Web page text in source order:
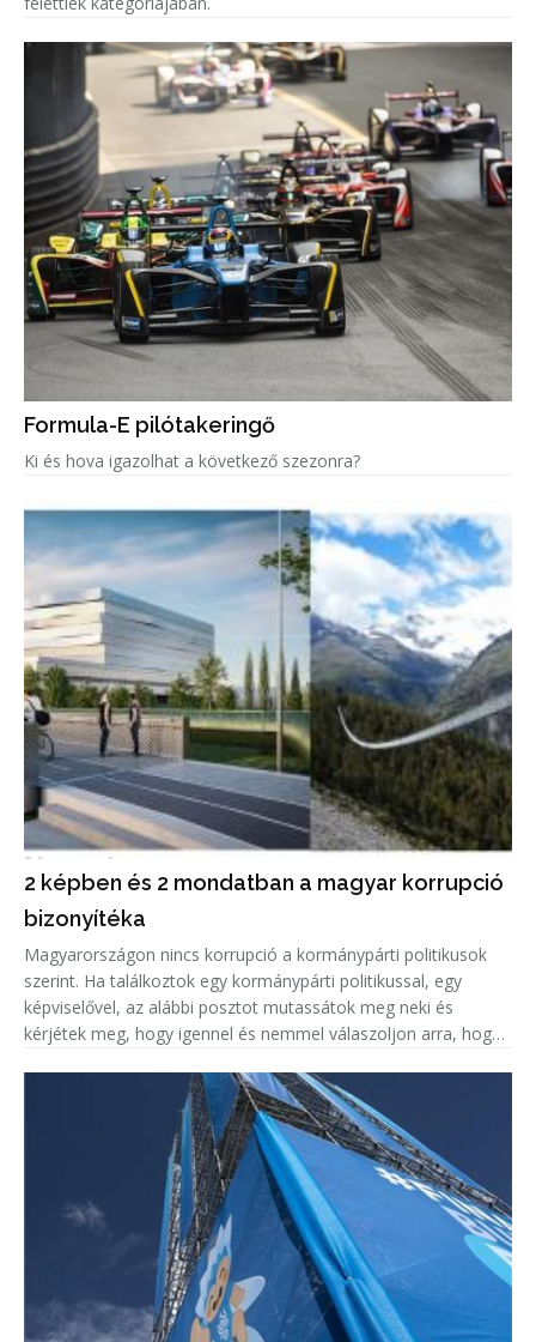
Formula-E pilótakeringő
Ki és hova igazolhat a következő szezonra?
2 képben és 2 mondatban a magyar korrupció
bizonyítéka
Magyarországon nincs korrupció a kormánypárti politikusok
szerint. Ha találkoztok egy kormánypárti politikussal, egy
képviselővel, az alábbi posztot mutassátok meg neki és
kérjétek meg, hogy igennel és nemmel válaszoljon arra, hogy